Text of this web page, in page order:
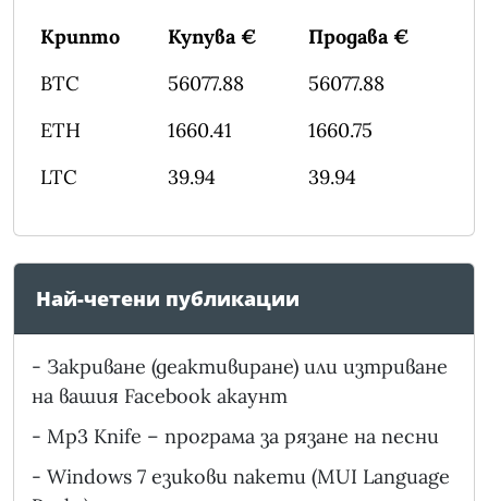
Крипто Купува €
Продава €
BTC
56077.88
56077.88
ETH
1660.41
1660.75
LTC
39.94 39.94
Най-четени публикации
- Закриване (деактивиране) или изтриване
на вашия Facebook акаунт
- Mp3 Knife – програма за рязане на песни
- Windows 7 езикови пакети (MUI Language